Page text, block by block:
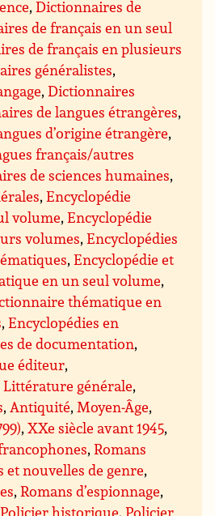
,Dictionnaires de
de français en un seul
de français en plusieurs
généralistes,
,Dictionnaires
de langues étrangères,
d’origine étrangère,
français/autres
de sciences humaines,
,Encyclopédie
volume,Encyclopédie
volumes,Encyclopédies
,Encyclopédie et
en un seul volume,
thématique en
,Encyclopédies en
de documentation,
éditeur,
Littérature générale,
, Antiquité, Moyen-Âge,
,XXe siècle avant 1945,
,Romans
et nouvelles de genre,
,Romans d’espionnage,
Policier historique,Policier